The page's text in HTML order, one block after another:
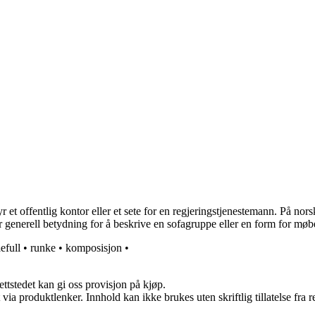
offentlig kontor eller et sete for en regjeringstjenestemann. På
betydning for å beskrive en sofagruppe eller en form for
• runke • komposisjon •
kan gi oss provisjon på kjøp.
produktlenker. Innhold kan ikke brukes uten skriftlig tillatelse fra